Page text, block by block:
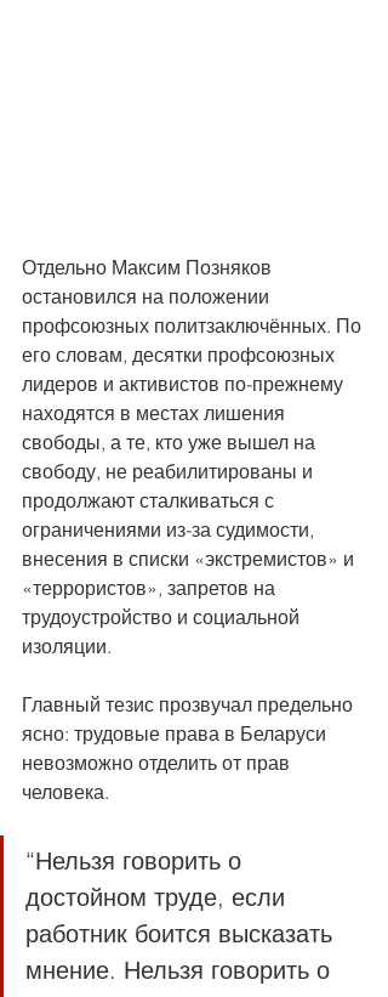
Отдельно Максим Позняков
остановился на положении
профсоюзных политзаключённых. По
его словам, десятки профсоюзных
лидеров и активистов по-прежнему
находятся в местах лишения
свободы, а те, кто уже вышел на
свободу, не реабилитированы и
продолжают сталкиваться с
ограничениями из-за судимости,
внесения в списки «экстремистов» и
«террористов», запретов на
трудоустройство и социальной
изоляции.
Главный тезис прозвучал предельно
ясно: трудовые права в Беларуси
невозможно отделить от прав
человека.
“Нельзя говорить о
достойном труде, если
работник боится высказать
мнение. Нельзя говорить о